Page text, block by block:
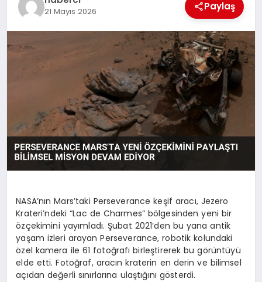
SIYASET
YAŞAM
21 Mayıs 2026 Paylaş
NASA’nın Mars’taki Perseverance keşif aracı, Jezero
Krateri’ndeki “Lac de Charmes” bölgesinden yeni bir
özçekimini yayımladı. Şubat 2021’den bu yana antik
yaşam izleri arayan Perseverance, robotik kolundaki
özel kamera ile 61 fotoğrafı birleştirerek bu görüntüyü
elde etti. Fotoğraf, aracın kraterin en derin ve bilimsel
açıdan değerli sınırlarına ulaştığını gösterdi.